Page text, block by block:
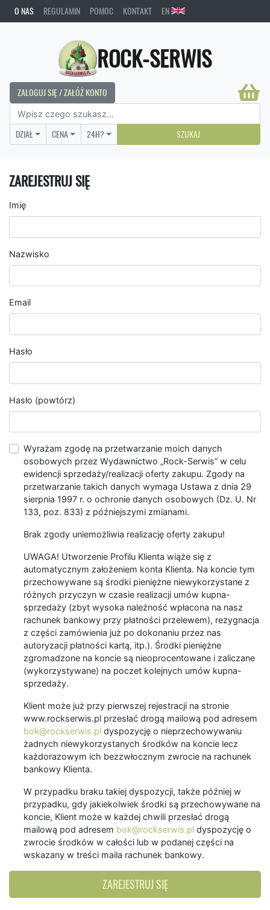
O NAS REGULAMIN POMOC KONTAKT EN
ROCK-SERWIS
ZALOGUJ SIĘ / ZAŁÓŻ KONTO
DZIAŁ CENA 24H? SZUKAJ
ZAREJESTRUJ SIĘ
Imię
Nazwisko
Email
Hasło
Hasło (powtórz)
Wyrażam zgodę na przetwarzanie moich danych
osobowych przez Wydawnictwo „Rock-Serwis” w celu
ewidencji sprzedaży/realizacji oferty zakupu. Zgody na
przetwarzanie takich danych wymaga Ustawa z dnia 29
sierpnia 1997 r. o ochronie danych osobowych (Dz. U. Nr
133, poz. 833) z późniejszymi zmianami.
Brak zgody uniemożliwia realizację oferty zakupu!
UWAGA! Utworzenie Profilu Klienta wiąże się z
automatycznym założeniem konta Klienta. Na koncie tym
przechowywane są środki pieniężne niewykorzystane z
różnych przyczyn w czasie realizacji umów kupna-
sprzedaży (zbyt wysoka należność wpłacona na nasz
rachunek bankowy przy płatności przelewem), rezygnacja
z części zamówienia już po dokonaniu przez nas
autoryzacji płatności kartą, itp.). Środki pieniężne
zgromadzone na koncie są nieoprocentowane i zaliczane
(wykorzystywane) na poczet kolejnych umów kupna-
sprzedaży.
Klient może już przy pierwszej rejestracji na stronie
www.rockserwis.pl przesłać drogą mailową pod adresem
bok@rockserwis.pl dyspozycję o nieprzechowywaniu
żadnych niewykorzystanych środków na koncie lecz
każdorazowym ich bezzwłocznym zwrocie na rachunek
bankowy Klienta.
W przypadku braku takiej dyspozycji, także później w
przypadku, gdy jakiekolwiek środki są przechowywane na
koncie, Klient może w każdej chwili przesłać drogą
mailową pod adresem bok@rockserwis.pl dyspozycję o
zwrocie środków w całości lub w podanej części na
wskazany w treści maila rachunek bankowy.
ZAREJESTRUJ SIĘ